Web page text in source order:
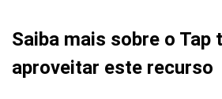
Saiba mais sobre o Tap
aproveitar este recurso